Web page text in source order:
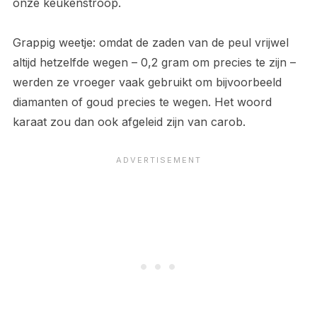
Grappig weetje: omdat de zaden van de peul vrijwel
altijd hetzelfde wegen – 0,2 gram om precies te zijn –
werden ze vroeger vaak gebruikt om bijvoorbeeld
diamanten of goud precies te wegen. Het woord
karaat zou dan ook afgeleid zijn van carob.